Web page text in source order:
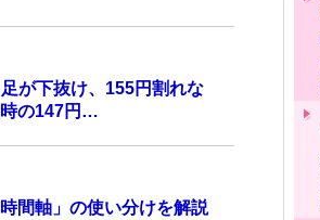
が下抜け、155円割れな
時の147円…
間軸」の使い分けを解説